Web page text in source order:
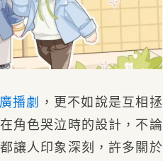
廣播劇 ，更不如說是互相拯
角色哭泣時的設計，不論
讓人印象深刻，許多關於